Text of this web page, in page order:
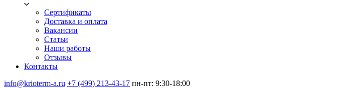
Сертификаты
Доставка и оплата
Вакансии
Статьи
Наши работы
Отзывы
Контакты
info@krioterm-a.ru +7 (499) 213-43-17 пн-пт: 9:30-18:00